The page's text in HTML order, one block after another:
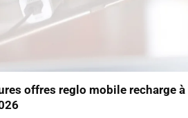
offres reglo mobile recharge à